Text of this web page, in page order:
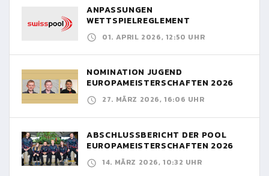
ANPASSUNGEN
WETTSPIELREGLEMENT
01. APRIL 2026, 12:50 UHR
NOMINATION JUGEND
EUROPAMEISTERSCHAFTEN 2026
27. MÄRZ 2026, 16:06 UHR
ABSCHLUSSBERICHT DER POOL
EUROPAMEISTERSCHAFTEN 2026
14. MÄRZ 2026, 10:32 UHR